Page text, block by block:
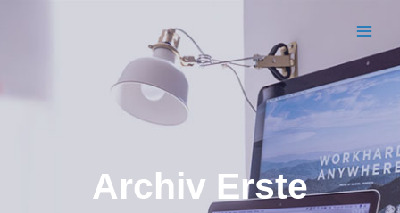
BWC VIERSEN
Archiv Erste